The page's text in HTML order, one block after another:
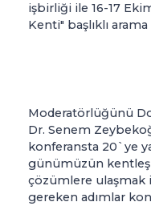
işbirliği ile 16-17
Kenti" başlıklı
Moderatörlüğünü
Dr. Senem
konferansta 20`ye
günümüzün
çözümlere ulaşmak
gereken adımlar